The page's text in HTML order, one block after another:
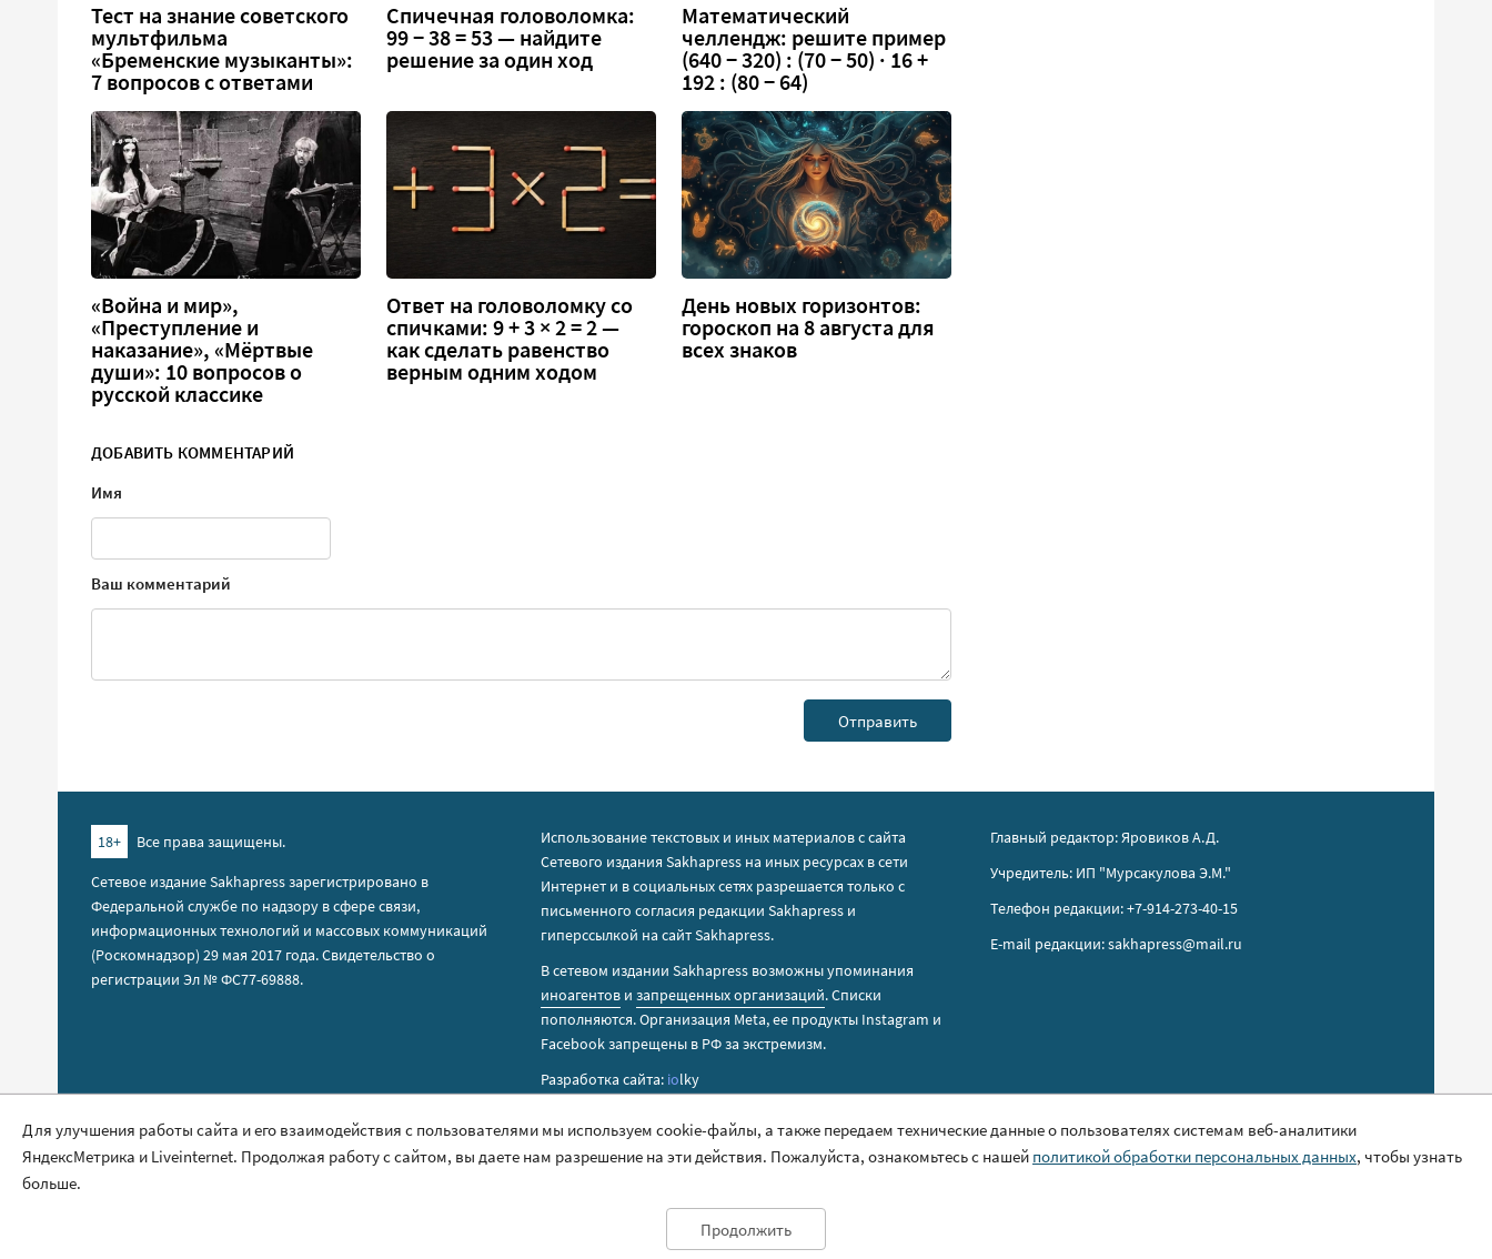
Тест на знание советского
мультфильма
«Бременские музыканты»:
7 вопросов с ответами
Спичечная головоломка:
99 − 38 = 53 — найдите
решение за один ход
Математический
челлендж: решите пример
(640 − 320) : (70 − 50) · 16 +
192 : (80 − 64)
«Война и мир»,
«Преступление и
наказание», «Мёртвые
души»: 10 вопросов о
русской классике
Ответ на головоломку со
спичками: 9 + 3 × 2 = 2 —
как сделать равенство
верным одним ходом
День новых горизонтов:
гороскоп на 8 августа для
всех знаков
ДОБАВИТЬ КОММЕНТАРИЙ
Имя
Ваш комментарий
18+
Все права защищены.
Сетевое издание Sakhapress зарегистрировано в
Федеральной службе по надзору в сфере связи,
информационных технологий и массовых коммуникаций
(Роскомнадзор) 29 мая 2017 года. Свидетельство о
регистрации Эл № ФС77-69888.
Использование текстовых и иных материалов с сайта
Сетевого издания Sakhapress на иных ресурсах в сети
Интернет и в социальных сетях разрешается только с
письменного согласия редакции Sakhapress и
гиперссылкой на сайт Sakhapress.
В сетевом издании Sakhapress возможны упоминания
иноагентов изапрещенных организаций. Списки
пополняются. Организация Metа, ее продукты Instagram и
Facebook запрещены в РФ за экстремизм.
Разработка сайта: iolky
Главный редактор: Яровиков А.Д.
Учредитель: ИП "Мурсакулова Э.М."
Телефон редакции: +7-914-273-40-15
E-mail редакции: sakhapress@mail.ru
Правила сайта
Политика обработки персональных данных
Для улучшения работы сайта и его взаимодействия с пользователями мы используем cookie-файлы, а также передаем технические данные о пользователях системам веб-аналитики
ЯндексМетрика и Liveinternet. Продолжая работу с сайтом, вы даете нам разрешение на эти действия. Пожалуйста, ознакомьтесь с нашей политикой обработки персональных данных, чтобы узнать
больше.
Продолжить